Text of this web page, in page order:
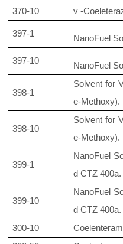
370-10
v -
397-1 NanoFuel
397-10 NanoFuel
398-1
Solvent for
e-Methoxy).
398-10
Solvent for
e-Methoxy).
399-1
NanoFuel
d CTZ
399-10
NanoFuel
d CTZ
300-10